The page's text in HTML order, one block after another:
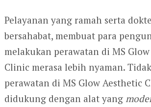
Pelayanan yang ramah serta
bersahabat, membuat para
melakukan perawatan di MS
Clinic merasa lebih nyaman.
perawatan di MS Glow Aesthetic
didukung dengan alat yang